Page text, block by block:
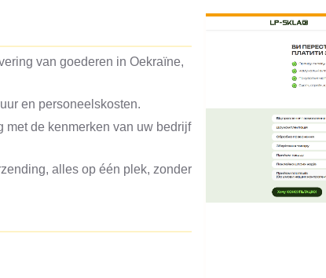
van goederen in Oekraïne,
en personeelskosten.
met de kenmerken van uw bedrijf
alles op één plek, zonder